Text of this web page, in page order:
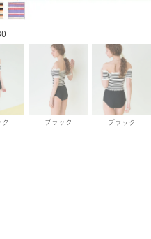
ク ブラック ブラック